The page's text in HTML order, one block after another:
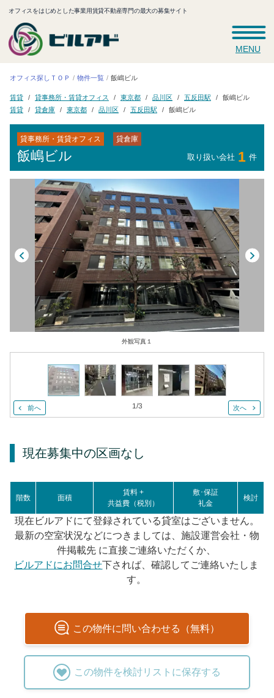
オフィスをはじめとした事業用賃貸不動産専門の最大の募集サイト
MENU
オフィス探しＴＯＰ 物件一覧 飯嶋ビル
賃貸 貸事務所・賃貸オフィス 東京都 品川区 五反田駅 飯嶋ビル
賃貸 貸倉庫 東京都 品川区 五反田駅 飯嶋ビル
貸事務所・賃貸オフィス 貸倉庫
飯嶋ビル 取り扱い会社 1 件
外観写真１
前へ 1/3 次へ
現在募集中の区画なし
階数 面積
賃料 +
共益費（税別）
敷･保証
礼金
検討
現在ビルアドにて登録されている貸室はございません。
最新の空室状況などにつきましては、施設運営会社・物
件掲載先 に直接ご連絡いただくか、
ビルアドにお問合せ下されば、確認してご連絡いたしま
す。
この物件に問い合わせる（無料）
この物件を検討リストに保存する